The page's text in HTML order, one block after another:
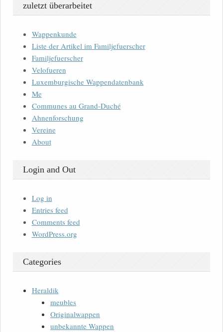
zuletzt überarbeitet
Wappenkunde
Liste der Artikel im Familjefuerscher
Familjefuerscher
Velofueren
Luxemburgische Wappendatenbank
Me
Communes au Grand-Duché
Ahnenforschung
Vereine
About
Login and Out
Log in
Entries feed
Comments feed
WordPress.org
Categories
Heraldik
meubles
Originalwappen
unbekannte Wappen